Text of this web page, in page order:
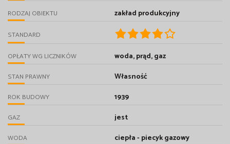
RODZAJ OBIEKTU zakład produkcyjny
STANDARD
OPŁATY WG LICZNIKÓW woda, prąd, gaz
STAN PRAWNY Własność
ROK BUDOWY 1939
GAZ jest
WODA ciepła - piecyk gazowy